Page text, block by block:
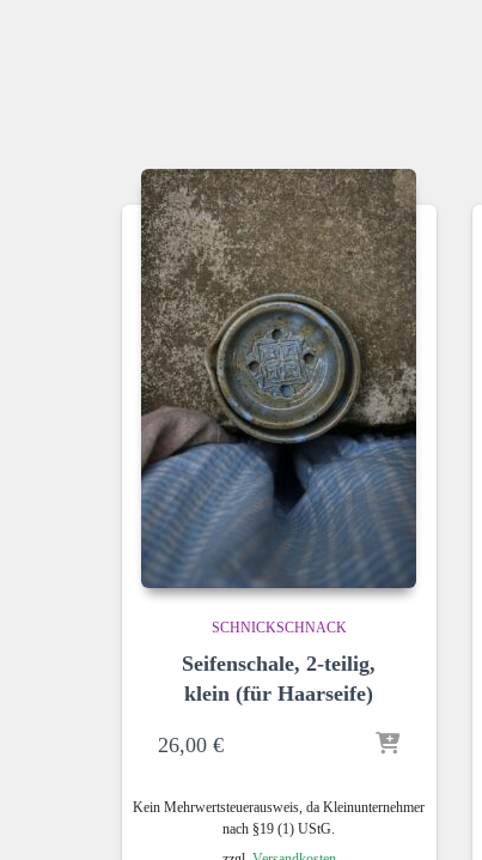
SCHNICKSCHNACK
Seifenschale, 2-teilig,
klein (für Haarseife)
26,00 €
Kein Mehrwertsteuerausweis, da Kleinunternehmer
nach §19 (1) UStG.